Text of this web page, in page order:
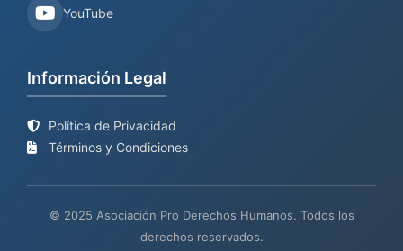
YouTube
Información Legal
Política de Privacidad
Términos y Condiciones
© 2025 Asociación Pro Derechos Humanos. Todos los
derechos reservados.